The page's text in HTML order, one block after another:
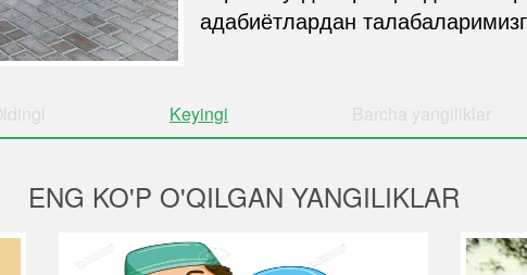
адабиётлардан
Keyingi Barcha yangiliklar
ENG KO'P O'QILGAN YANGILIKLAR